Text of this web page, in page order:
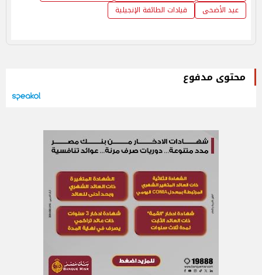
عيد الأضحى
قيادات الطائفة الإنجيلية
محتوى مدفوع